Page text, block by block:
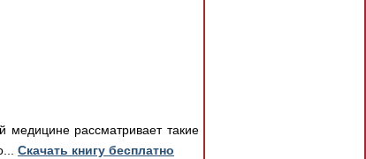
медицине рассматривает такие
Скачать книгу бесплатно